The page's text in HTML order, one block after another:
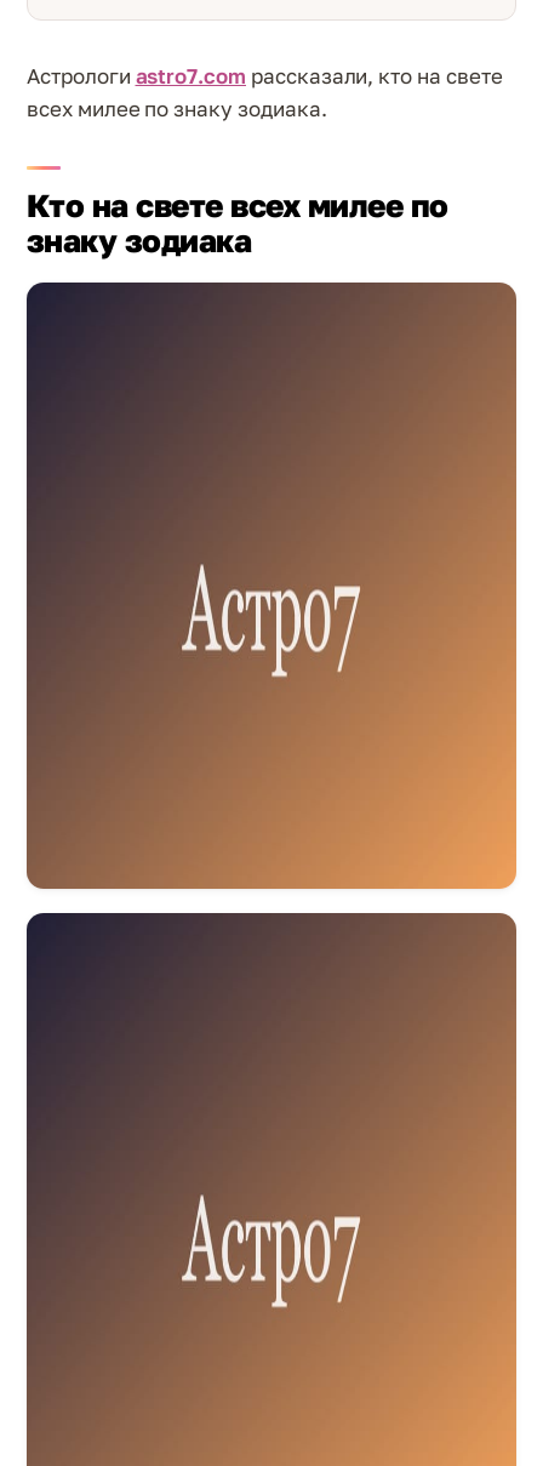
Астрологи astro7.com рассказали, кто на свете
всех милее по знаку зодиака.
Кто на свете всех милее по
знаку зодиака